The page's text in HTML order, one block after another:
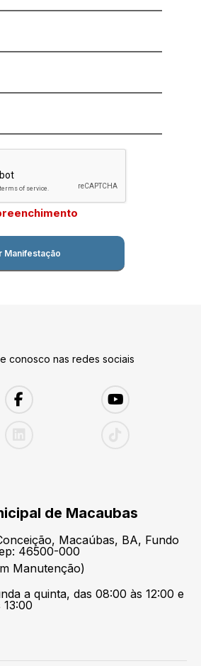
conosco nas redes sociais
de Macaubas
Macaúbas, BA, Fundo
46500-000
Manutenção)
a quinta, das 08:00 às 12:00 e